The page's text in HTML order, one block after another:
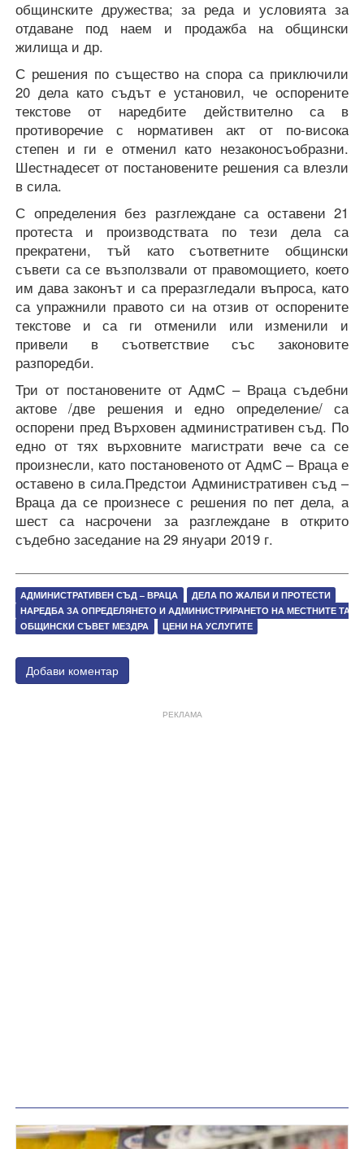
общинските дружества; за реда и условията за
отдаване под наем и продажба на общински
жилища и др.
С решения по същество на спора са приключили
20 дела като съдът е установил, че оспорените
текстове от наредбите действително са в
противоречие с нормативен акт от по-висока
степен и ги е отменил като незаконосъобразни.
Шестнадесет от постановените решения са влезли
в сила.
С определения без разглеждане са оставени 21
протеста и производствата по тези дела са
прекратени, тъй като съответните общински
съвети са се възползвали от правомощието, което
им дава законът и са преразгледали въпроса, като
са упражнили правото си на отзив от оспорените
текстове и са ги отменили или изменили и
привели в съответствие със законовите
разпоредби.
Три от постановените от АдмС – Враца съдебни
актове /две решения и едно определение/ са
оспорени пред Върховен административен съд. По
едно от тях върховните магистрати вече са се
произнесли, като постановеното от АдмС – Враца е
оставено в сила.Предстои Административен съд –
Враца да се произнесе с решения по пет дела, а
шест са насрочени за разглеждане в открито
съдебно заседание на 29 януари 2019 г.
АДМИНИСТРАТИВЕН СЪД – ВРАЦА
ДЕЛА ПО ЖАЛБИ И ПРОТЕСТИ
НАРЕДБА ЗА ОПРЕДЕЛЯНЕТО И АДМИНИСТРИРАНЕТО НА МЕСТНИТЕ
ОБЩИНСКИ СЪВЕТ МЕЗДРА
ЦЕНИ НА УСЛУГИТЕ
Добави коментар
РЕКЛАМА